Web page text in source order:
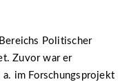
Politischer
Zuvor war er
im Forschungsprojekt